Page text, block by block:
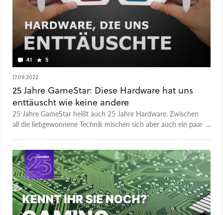
41 5
17.09.2022
25 Jahre GameStar: Diese Hardware hat uns
enttäuscht wie keine andere
25 Jahre GameStar heißt auch 25 Jahre Hardware. Zwischen
all die liebgewonnene Technik mischen sich aber auch ein paar